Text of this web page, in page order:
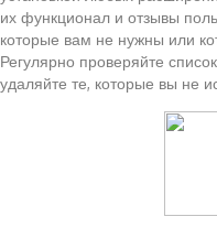
их функционал и отзывы
которые вам не нужны или
Регулярно проверяйте
удаляйте те, которые вы не